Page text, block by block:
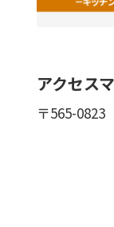
アクセス
〒565-0823